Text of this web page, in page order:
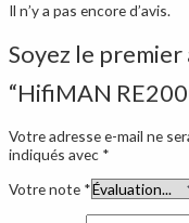
Il n’y a pas encore d’avis.
Soyez le
“HifiMAN
Votre adresse e-mail ne
indiqués avec *
Votre note *